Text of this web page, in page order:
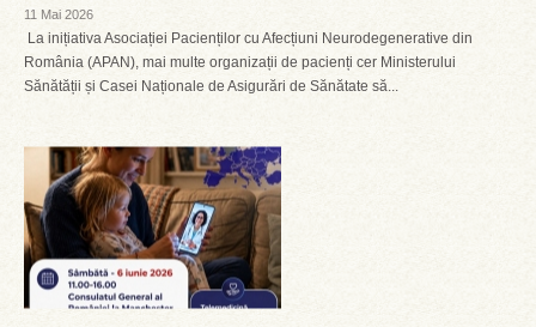
11 Mai 2026
La inițiativa Asociației Pacienților cu Afecțiuni Neurodegenerative din
România (APAN), mai multe organizații de pacienți cer Ministerului
Sănătății și Casei Naționale de Asigurări de Sănătate să...